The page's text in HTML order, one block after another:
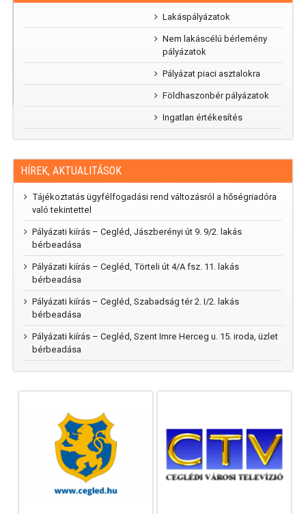
parkunk, mi
Lakáspályázatok
Nem lakáscélú bérlemény
pályázatok
Pályázat piaci asztalokra
Földhaszonbér pályázatok
Ingatlan értékesítés
HÍREK, AKTUALITÁSOK
Tájékoztatás ügyfélfogadási rend változásról a hőségriadóra
való tekintettel
Pályázati kiírás – Cegléd, Jászberényi út 9. 9/2. lakás
bérbeadása
Pályázati kiírás – Cegléd, Törteli út 4/A fsz. 11. lakás
bérbeadása
Pályázati kiírás – Cegléd, Szabadság tér 2. I/2. lakás
bérbeadása
Pályázati kiírás – Cegléd, Szent Imre Herceg u. 15. iroda, üzlet
bérbeadása